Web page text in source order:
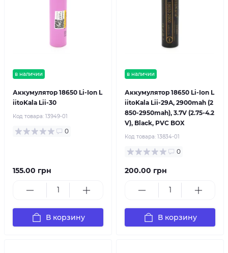
в наличии
Аккумулятор 18650 Li-Ion L
iitoKala Lii-30
Код товара: 13949-01
0
155.00 грн
В корзину
в наличии
Аккумулятор 18650 Li-Ion L
iitoKala Lii-29A, 2900mah (2
850-2950mah), 3.7V (2.75-4.2
V), Black, PVC BOX
Код товара: 13834-01
0
200.00 грн
В корзину